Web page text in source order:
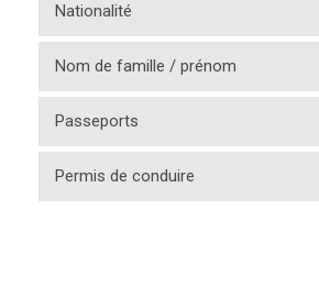
Nationalité
Nom de famille / prénom
Passeports
Permis de conduire